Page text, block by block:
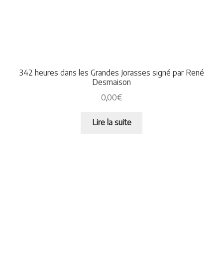
342 heures dans les Grandes Jorasses signé par René
Desmaison
0,00€
Lire la suite